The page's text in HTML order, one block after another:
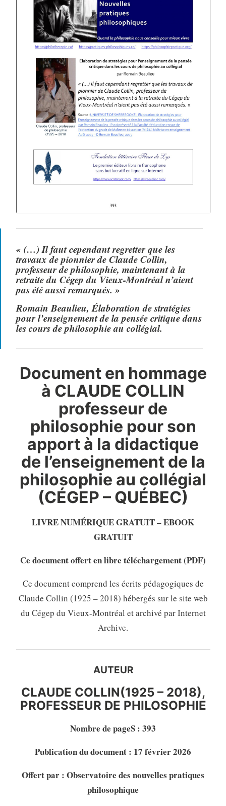
« (…) Il faut cependant regretter que les
travaux de pionnier de Claude Collin,
professeur de philosophie, maintenant à la
retraite du Cégep du Vieux-Montréal n’aient
pas été aussi remarqués. »
Romain Beaulieu, Élaboration de stratégies
pour l’enseignement de la pensée critique dans
les cours de philosophie au collégial.
Document en hommage
à CLAUDE COLLIN
professeur de
philosophie pour son
apport à la didactique
de l’enseignement de la
philosophie au collégial
(CÉGEP – QUÉBEC)
LIVRE NUMÉRIQUE GRATUIT – EBOOK
GRATUIT
Ce document offert en libre téléchargement (PDF)
Ce document comprend les écrits pédagogiques de
Claude Collin (1925 – 2018) hébergés sur le site web
du Cégep du Vieux-Montréal et archivé par Internet
Archive.
AUTEUR
CLAUDE COLLIN(1925 – 2018),
PROFESSEUR DE PHILOSOPHIE
Nombre de pageS : 393
Publication du document : 17 février 2026
Offert par : Observatoire des nouvelles pratiques
philosophique